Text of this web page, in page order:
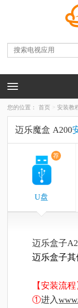
Toggle
您的位置： 首页 安装教
迈乐魔盒 A200
荐
U盘
迈乐盒子
迈乐盒子其
【安装流程
①进入